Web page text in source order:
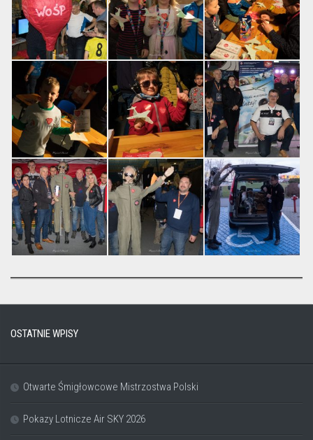
OSTATNIE WPISY
Otwarte Śmigłowcowe Mistrzostwa Polski
Pokazy Lotnicze Air SKY 2026